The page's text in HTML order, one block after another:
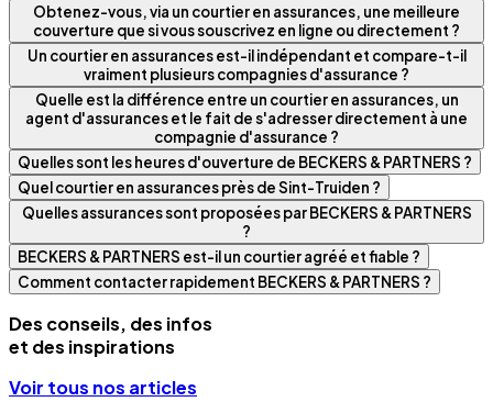
Obtenez-vous, via un courtier en assurances, une meilleure
couverture que si vous souscrivez en ligne ou directement ?
Un courtier en assurances est-il indépendant et compare-t-il
vraiment plusieurs compagnies d'assurance ?
Quelle est la différence entre un courtier en assurances, un
agent d'assurances et le fait de s'adresser directement à une
compagnie d'assurance ?
Quelles sont les heures d'ouverture de BECKERS & PARTNERS ?
Quel courtier en assurances près de Sint-Truiden ?
Quelles assurances sont proposées par BECKERS & PARTNERS
?
BECKERS & PARTNERS est-il un courtier agréé et fiable ?
Comment contacter rapidement BECKERS & PARTNERS ?
Des conseils, des infos
et des inspirations
Voir tous nos articles